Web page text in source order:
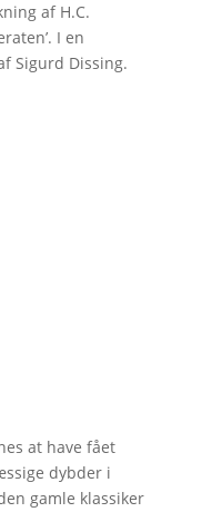
af H.C.
I en
Sigurd Dissing.
at have fået
dybder i
gamle klassiker